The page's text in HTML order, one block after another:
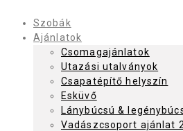
Szobák
Ajánlatok
Csomagajánlatok
Utazási utalványok
Csapatépítő helyszín
Esküvő
Lánybúcsú &
Vadászcsoport ajánlat